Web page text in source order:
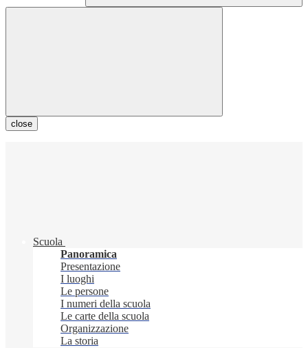
close
Scuola
Panoramica
Presentazione
I luoghi
Le persone
I numeri della scuola
Le carte della scuola
Organizzazione
La storia